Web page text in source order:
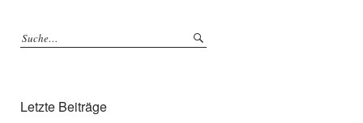
Letzte Beiträge